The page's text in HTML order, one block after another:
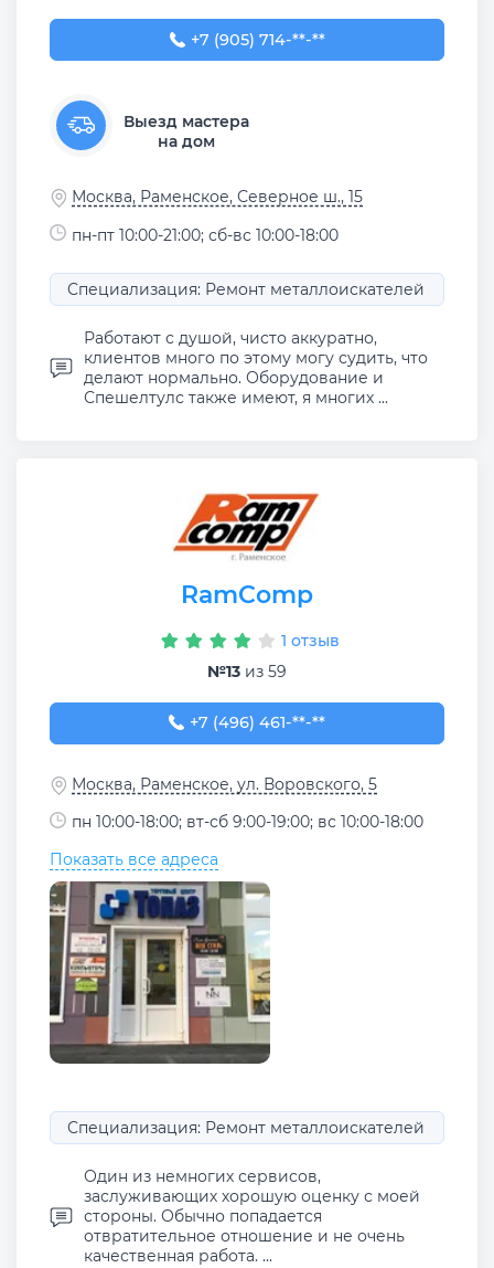
+7 (905) 714-65-61
+7 (905) 714-**-**
Выезд мастера
на дом
Москва, Раменское, Северное ш., 15
пн-пт 10:00-21:00; сб-вс 10:00-18:00
Специализация: Ремонт металлоискателей
Работают с душой, чисто аккуратно,
клиентов много по этому могу судить, что
делают нормально. Оборудование и
Спешелтулс также имеют, я многих ...
RamComp
1 отзыв
№13 из 59
+7 (496) 461-05-36
+7 (496) 461-**-**
Москва, Раменское, ул. Воровского, 5
пн 10:00-18:00; вт-сб 9:00-19:00; вс 10:00-18:00
Показать все адреса
Специализация: Ремонт металлоискателей
Один из немногих сервисов,
заслуживающих хорошую оценку с моей
стороны. Обычно попадается
отвратительное отношение и не очень
качественная работа. ...